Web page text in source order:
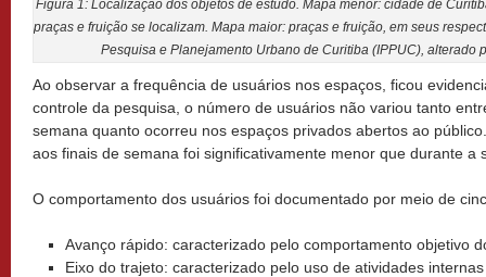
Figura 1: Localização dos objetos de estudo. Mapa menor: cidade de
praças e fruição se localizam. Mapa maior: praças e fruição, em seus
Pesquisa e Planejamento Urbano de Curitiba (IPPUC), alterado
Ao observar a frequência de usuários nos espaços, ficou
controle da pesquisa, o número de usuários não variou tanto
semana quanto ocorreu nos espaços privados abertos ao
aos finais de semana foi significativamente menor que durante a
O comportamento dos usuários foi documentado por meio de
Avanço rápido: caracterizado pelo comportamento objetivo
Eixo do trajeto: caracterizado pelo uso de atividades